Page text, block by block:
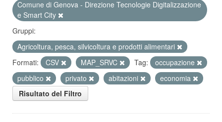
Comune di Genova - Direzione Tecnologie Digitalizzazione
e Smart City
Gruppi:
Agricoltura, pesca, silvicoltura e prodotti alimentari
Formati:
CSV MAP_SRVC Tag:
occupazione
pubblico
privato abitazioni
economia
Risultato del Filtro